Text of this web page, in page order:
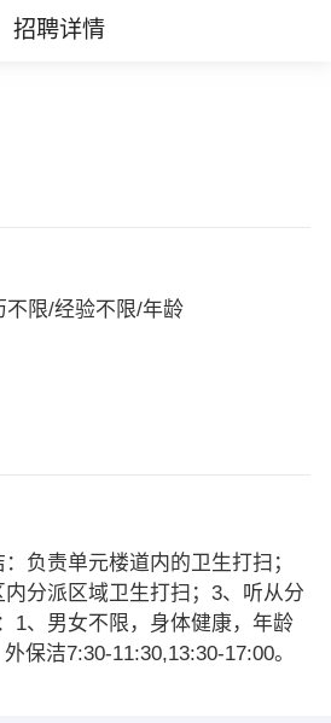
招聘详情
不限/经验不限/年龄
负责单元楼道内的卫生打扫；
分派区域卫生打扫；3、听从分
1、男女不限，身体健康，年龄
保洁7:30-11:30,13:30-17:00。